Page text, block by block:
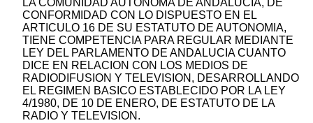
LA COMUNIDAD AUTONOMA DE ANDALUCIA, DE
CONFORMIDAD CON LO DISPUESTO EN EL
ARTICULO 16 DE SU ESTATUTO DE AUTONOMIA,
TIENE COMPETENCIA PARA REGULAR MEDIANTE
LEY DEL PARLAMENTO DE ANDALUCIA CUANTO
DICE EN RELACION CON LOS MEDIOS DE
RADIODIFUSION Y TELEVISION, DESARROLLANDO
EL REGIMEN BASICO ESTABLECIDO POR LA LEY
4/1980, DE 10 DE ENERO, DE ESTATUTO DE LA
RADIO Y TELEVISION.